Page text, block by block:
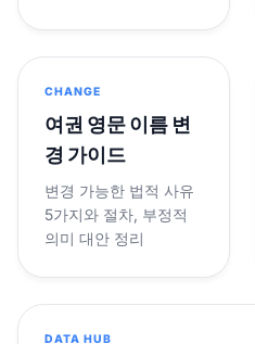
CHANGE
여권 영문 이름 변
경 가이드
변경 가능한 법적 사유
5가지와 절차, 부정적
의미 대안 정리
DATA HUB